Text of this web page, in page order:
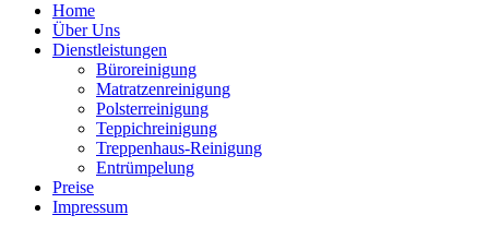
Home
Über Uns
Dienstleistungen
Büroreinigung
Matratzenreinigung
Polsterreinigung
Teppichreinigung
Treppenhaus-Reinigung
Entrümpelung
Preise
Impressum